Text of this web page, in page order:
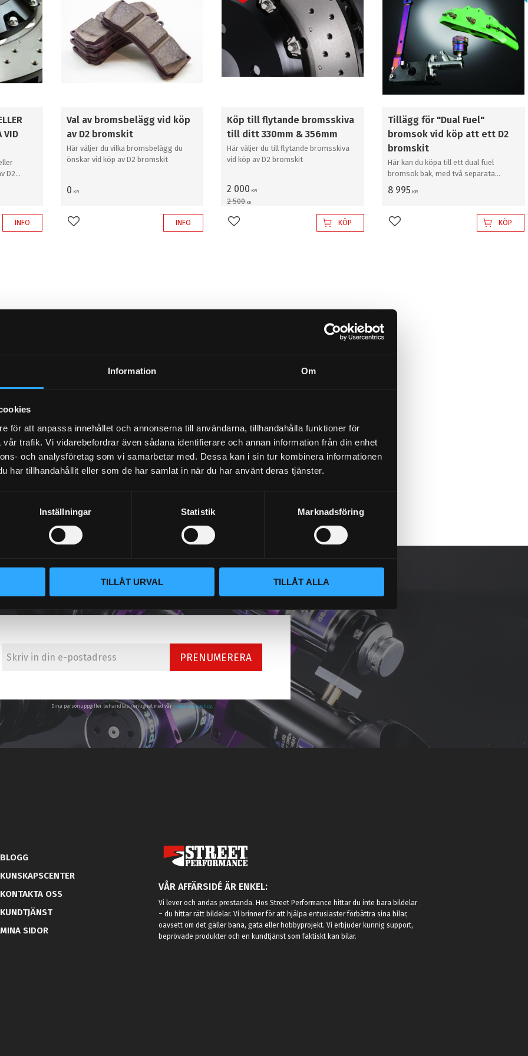
Information Om
för att anpassa innehållet och annonserna till användarna, tillhandahålla funktioner för
trafik. Vi vidarebefordrar även sådana identifierare och annan information från din enhet
och analysföretag som vi samarbetar med. Dessa kan i sin tur kombinera informationen
har tillhandahållit eller som de har samlat in när du har använt deras tjänster.
Inställningar Statistik Marknadsföring
TILLÅT URVAL TILLÅT ALLA
VID
D2
INFO
Val av bromsbelägg vid köp
av D2 bromskit
Här väljer du vilka bromsbelägg du
önskar vid köp av D2 bromskit
0 KR
Lägg till i favoriter INFO
Köp till flytande bromsskiva
till ditt 330mm & 356mm
Här väljer du till flytande bromsskiva
vid köp av D2 bromskit
2 000 KR
2 500KR
Lägg till i favoriter KÖP
Tillägg för "Dual Fuel"
bromsok vid köp att ett D2
bromskit
Här kan du köpa till ett dual fuel
bromsok bak, med två separata
hydraulik kretsar
8 995 KR
Lägg till i favoriter KÖP
NYHETSBREV
PRENUMERERA
Dina personuppgifter behandlas i enlighet med vår integritetspolicy
BLOGG
KUNSKAPSCENTER
KONTAKTA OSS
KUNDTJÄNST
MINA SIDOR
VÅR AFFÄRSIDÉ ÄR ENKEL:
Vi lever och andas prestanda. Hos Street Performance hittar du inte bara bildelar
– du hittar rätt bildelar. Vi brinner för att hjälpa entusiaster förbättra sina bilar,
oavsett om det gäller bana, gata eller hobbyprojekt. Vi erbjuder kunnig support,
beprövade produkter och en kundtjänst som faktiskt kan bilar.